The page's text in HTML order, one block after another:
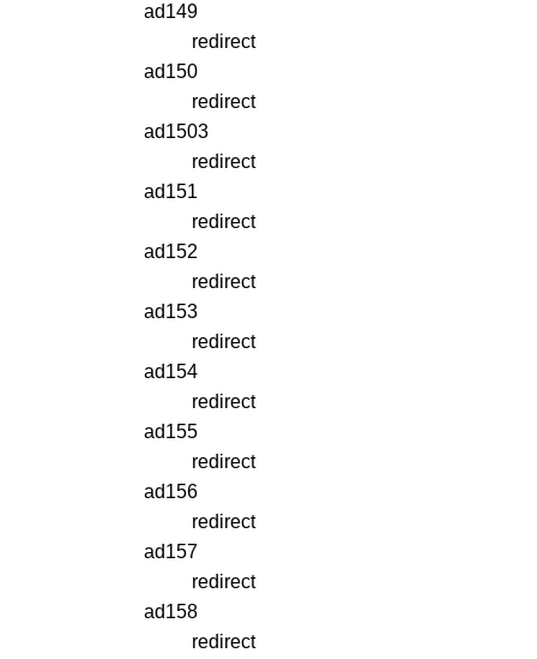
ad149
redirect
ad150
redirect
ad1503
redirect
ad151
redirect
ad152
redirect
ad153
redirect
ad154
redirect
ad155
redirect
ad156
redirect
ad157
redirect
ad158
redirect